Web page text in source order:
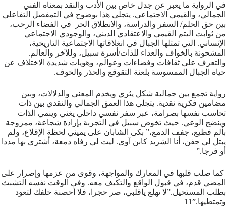
في الرواية ما يعبر عن جدل خاص بين الأدب والنقد بمعناه الفني
الجمالي، والقيمي الاجتماعي. يتجلى هذا بوضوح في التمفصل التفاعلي
بين حق الحلم/ السفر والدراسة، والانطلاق الحر في الفضاء الرحب،
من ثوابت اليتم القيمي والاعتقادي الديني، والوجودي الاجتماعي
الإنساني. التي تمثلها الجبال في انغلاقاتها الاجتماعية التاريخية،
المشحونة بالخواف والعداء للذات/أسرة سبيل، وللآخر والعالم.
والتعرف على ثقافات وفضاءات وعوالم، وهويات شديدة الاختلاف عن
حياة الجبال الممسوسة بلعنة التقوقع والحذر والخوف.
رواية تجمع بين جمالية شكل يثري ويخدم المعنى والدلالات، وبين
مضامين فكرية نقدية. يتجلى هذا العمق الجمالي والنقدي بين ذات
تحاسب نفسها بصرامة، عبر سفر نفسي داخلي يغني وينمي الذات
وينضج الوعي. حيث تخوض سبيل في التجربة بإرادة شجاعة، ممزوجة
بألم فظيع، جفف الدمع،” بكى الشابان على يميني لحظة الإقلاع، ولم
يبتل لي جفن، أنا الشريد كابن آوى. ليت لي رفاه دمعة، أشتري بها مددا
أو فرجا.”
كما صلب قلبها في المعارك والمواجهة، وقوى من عزمها وإصرار على
المضي قدم، في قبول الواقع والتكيف معه. وفي الوقت نفسه التشبث
بطلب المستحيل.”لا تهلع ياقلبي، صر حجرا، فلا أحصنة خلفك لتعود
وتمتطيها.”11